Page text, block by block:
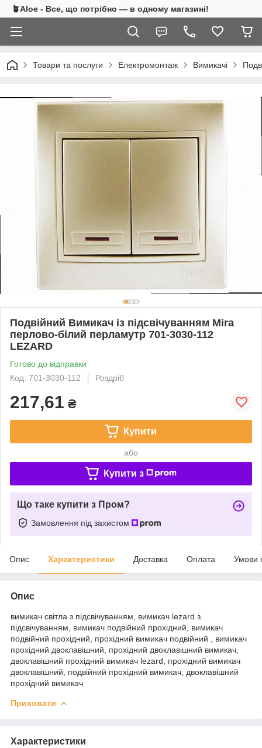
🪴Aloe - Все, що потрібно — в одному магазині!
Товари та послуги Електромонтаж Вимикачі
Подвійний Вимикач із підсвічуванням Mira
перлово-білий перламутр 701-3030-112
LEZARD
Готово до відправки
Код: 701-3030-112
Роздріб
217,61 ₴
Купити
або
Купити з
Що таке купити з Пром?
Замовлення під захистом
Опис Характеристики Доставка Оплата Умови
Опис
вимикач світла з підсвічуванням, вимикач lezard з
підсвічуванням, вимикач подвійний прохідний, вимикач
подвійний прохідний, прохідний вимикач подвійний , вимикач
прохідний двоклавішний, прохідний двоклавішний вимикач,
двоклавішний прохідний вимикач lezard, прохідний вимикач
двоклавішний, подвійний прохідний вимикач, двоклавішний
прохідний вимикач
Приховати
Характеристики